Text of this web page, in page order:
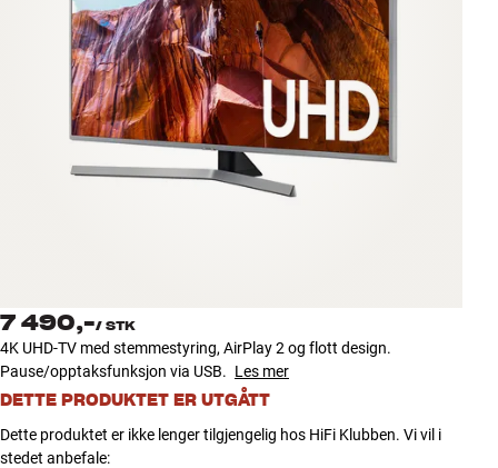
Tilbehør
INSPIRASJON
MERKER
Kundeservice
Logg inn
Kundeservice
Bygg med lyd
7 490,-/ STK
4K UHD-TV med stemmestyring, AirPlay 2 og flott design.
Pause/opptaksfunksjon via USB. Les mer
DETTE PRODUKTET ER UTGÅTT
Dette produktet er ikke lenger tilgjengelig hos HiFi Klubben. Vi vil i
stedet anbefale: